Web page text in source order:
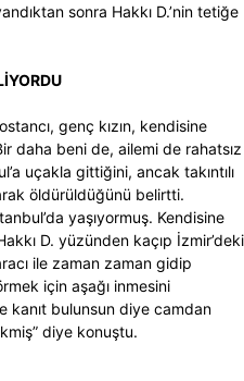
sonra Hakkı D.’nin tetiğe
genç kızın, kendisine
daha beni de, ailemi de rahatsız
uçakla gittiğini, ancak takıntılı
öldürüldüğünü belirtti.
yaşıyormuş. Kendisine
D. yüzünden kaçıp İzmir’deki
ile zaman zaman gidip
için aşağı inmesini
kanıt bulunsun diye camdan
diye konuştu.